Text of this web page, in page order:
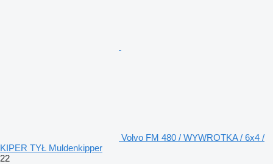
Volvo FM 480 / WYWROTKA / 6x4 /
KIPER TYŁ Muldenkipper
22